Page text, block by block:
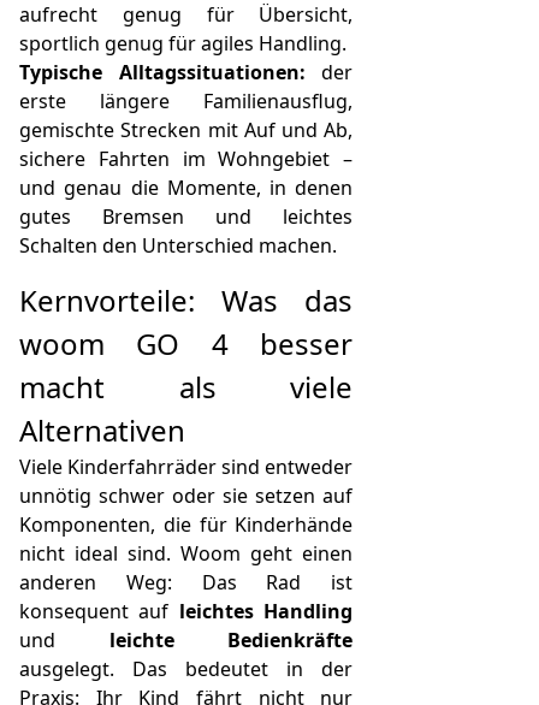
aufrecht genug für Übersicht,
sportlich genug für agiles Handling.
Typische Alltagssituationen: der
erste längere Familienausflug,
gemischte Strecken mit Auf und Ab,
sichere Fahrten im Wohngebiet –
und genau die Momente, in denen
gutes Bremsen und leichtes
Schalten den Unterschied machen.
Kernvorteile: Was das
woom GO 4 besser
macht als viele
Alternativen
Viele Kinderfahrräder sind entweder
unnötig schwer oder sie setzen auf
Komponenten, die für Kinderhände
nicht ideal sind. Woom geht einen
anderen Weg: Das Rad ist
konsequent auf leichtes Handling
und leichte Bedienkräfte
ausgelegt. Das bedeutet in der
Praxis: Ihr Kind fährt nicht nur